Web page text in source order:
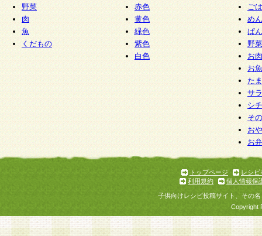
5.当社がお聞きする個人情報は、すべて会員登録
で提 供いただいたものと考えております。従っ
自らの個人情報の提供を希望されない場合には、
をお預かりいたしません が、提供されないこと
商品やサービス等をご利用いただけない場合があ
了承ください。
6.当社は、お客様から当社が保有している個人情
加・ 利用停止等を求められた場合には、ご本人
て確認できた場合に限り、法令に準拠して合理的
いただきます。なお、開示 請求等の請求先は個
ります。
1.会員とは、本規約等を承諾のうえ、当社所定の
了し、当社が承認した者、グループとします。な
が以下に該当する場合は会員登録をすることがで
野菜
肉
魚
くだもの
赤色
黄色
緑色
紫色
白色
ご
めん
ぱん
野
お
お
た
サ
シ
そ
お
お
トップページ
レシピ
利用規約
個人情報保
子供向けレシピ投稿サイト、その
Copyright